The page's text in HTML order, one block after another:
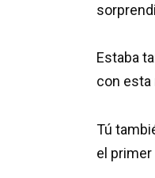
Estaba
con esta
Tú
el primer